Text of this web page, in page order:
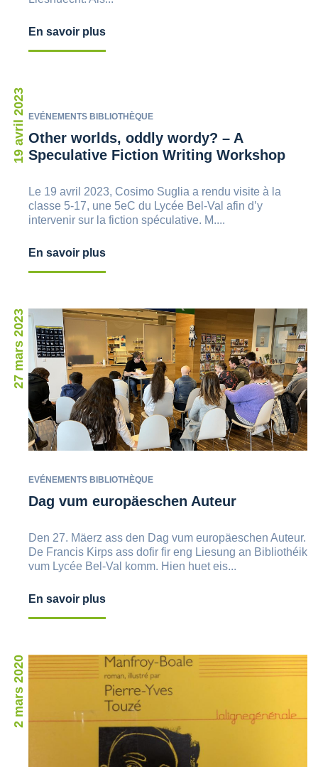
En savoir plus
19 avril 2023 EVÉNEMENTS BIBLIOTHÈQUE
Other worlds, oddly wordy? – A
Speculative Fiction Writing Workshop
Le 19 avril 2023, Cosimo Suglia a rendu visite à la
classe 5-17, une 5eC du Lycée Bel-Val afin d’y
intervenir sur la fiction spéculative. M....
En savoir plus
27 mars 2023
EVÉNEMENTS BIBLIOTHÈQUE
Dag vum europäeschen Auteur
Den 27. Mäerz ass den Dag vum europäeschen Auteur.
De Francis Kirps ass dofir fir eng Liesung an Bibliothéik
vum Lycée Bel-Val komm. Hien huet eis...
En savoir plus
2 mars 2020